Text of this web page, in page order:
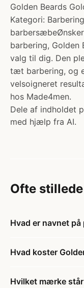
Golden Beards
Kategori:
barbering, Golden
valg til dig. Den
tæt barbering, og
velsoigneret
hos Made4men.
Dele af indholdet
med hjælp fra AI.
Ofte
Hvad er navnet
Hvad koster
Hvilket mærke står